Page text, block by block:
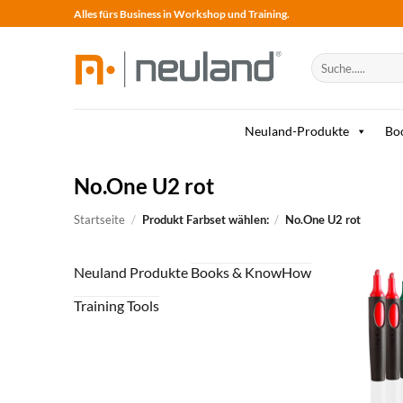
to
Alles fürs Business in Workshop und Training.
Suche
nach:
Neuland-Produkte
No.One U2 rot
Startseite / Produkt Farbset wählen: / No.One U2 rot
Neuland Produkte Books & KnowHow
Training Tools